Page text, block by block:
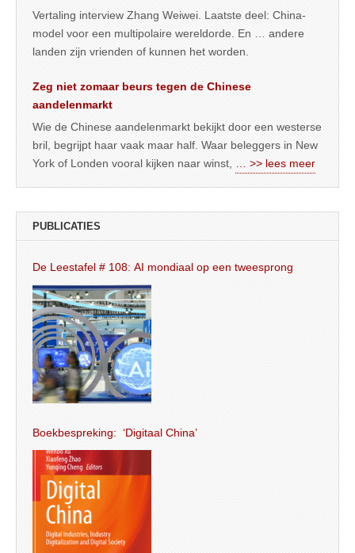
Vertaling interview Zhang Weiwei. Laatste deel: China-
model voor een multipolaire wereldorde. En … andere
landen zijn vrienden of kunnen het worden.
Zeg niet zomaar beurs tegen de Chinese
aandelenmarkt
Wie de Chinese aandelenmarkt bekijkt door een westerse
bril, begrijpt haar vaak maar half. Waar beleggers in New
York of Londen vooral kijken naar winst,
… >> lees meer
PUBLICATIES
De Leestafel # 108: AI mondiaal op een tweesprong
Boekbespreking: ‘Digitaal China’